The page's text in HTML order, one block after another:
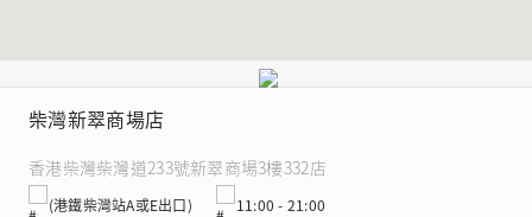
柴灣新翠商場店
穿耳護耳
香港柴灣柴灣道233號新翠商場3樓332店
(港鐵柴灣站A或E出口) 11:00 - 21:00